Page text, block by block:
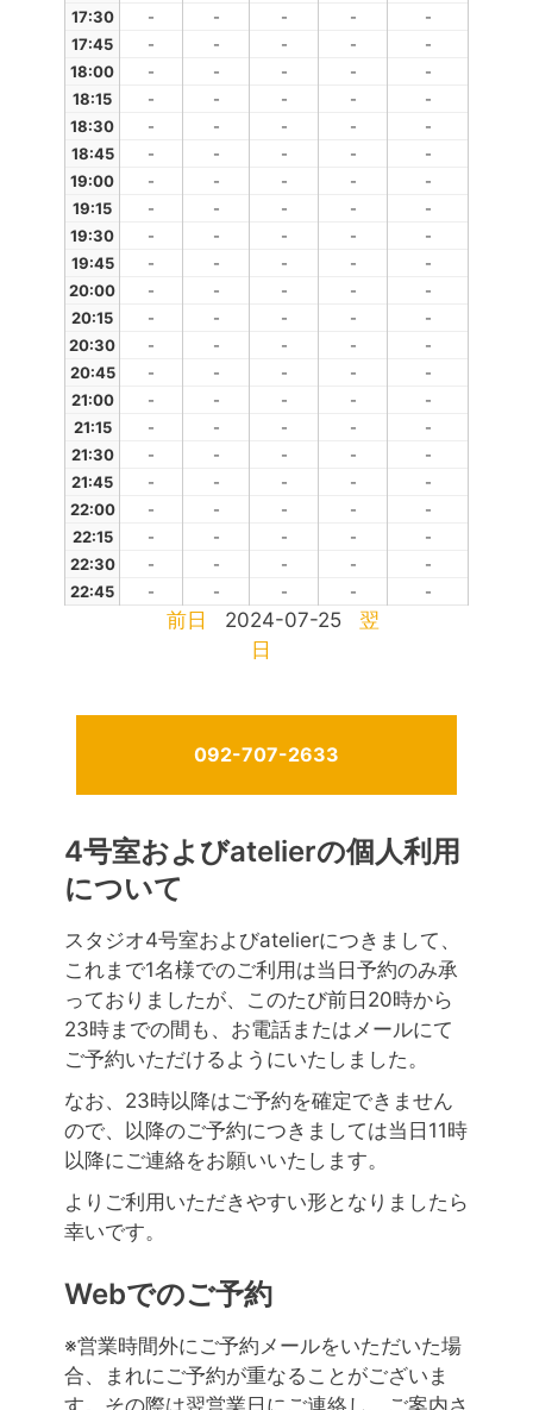
17:30
- - - -
-
17:45
- - - -
-
18:00
- - - -
-
18:15
- - - -
-
18:30
- - - -
-
18:45
- - - -
-
19:00
- - - -
-
19:15
- - - -
-
19:30
- - - -
-
19:45
- - - -
-
20:00
- - - -
-
20:15
- - - -
-
20:30
- - - -
-
20:45
- - - -
-
21:00
- - - -
-
21:15
- - - -
-
21:30
- - - -
-
21:45
- - - -
-
22:00
- - - -
-
22:15
- - - -
-
22:30
- - - -
-
22:45
- - - - -
前日 2024-07-25
翌
日
092-707-2633
4号室およびatelierの個人利用
について
スタジオ4号室およびatelierにつきまして、
これまで1名様でのご利用は当日予約のみ承
っておりましたが、このたび前日20時から
23時までの間も、お電話またはメールにて
ご予約いただけるようにいたしました。
なお、23時以降はご予約を確定できません
ので、以降のご予約につきましては当日11時
以降にご連絡をお願いいたします。
よりご利用いただきやすい形となりましたら
幸いです。
Webでのご予約
※営業時間外にご予約メールをいただいた場
合、まれにご予約が重なることがございま
す。その際は翌営業日にご連絡し、ご案内さ